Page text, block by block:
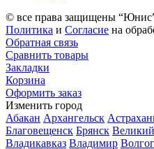
© все права защищены
Политика и Согласие на
Обратная связь
Сравнить товары
Закладки
Корзина
Оформить заказ
Изменить город
Абакан Архангельск
Благовещенск Брянск
Владикавказ Владимир